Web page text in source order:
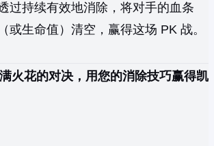
过持续有效地消除，将对手的血条
（或生命值）清空，赢得这场 PK 战。
火花的对决，用您的消除技巧赢得凯